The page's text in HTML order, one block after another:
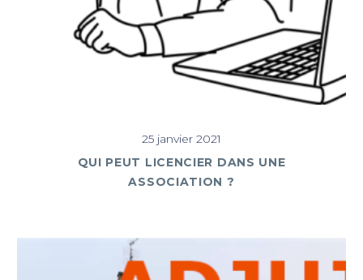
25 janvier 2021
QUI PEUT LICENCIER DANS UNE
ASSOCIATION ?